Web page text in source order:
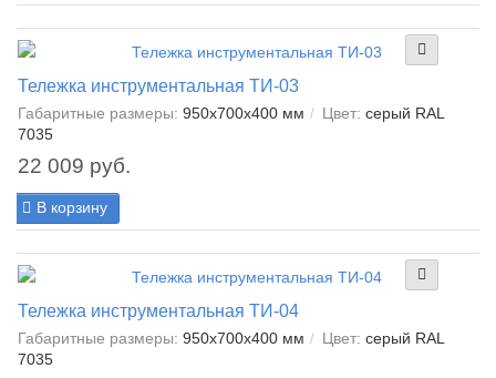
Тележка инструментальная ТИ-03
Габаритные размеры: 950х700х400 мм Цвет: серый RAL
7035
22 009 руб.
В корзину
Тележка инструментальная ТИ-04
Габаритные размеры: 950х700х400 мм Цвет: серый RAL
7035